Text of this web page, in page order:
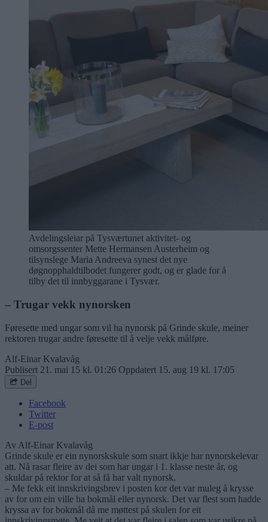
Avdelingsleiar på Tysværtunet aktivitet- og
omsorgssenter Mette Hermansen Austerheim og
tilsynslege Maria Andreeva synest det nye
døgnopphaldtilbodet fungerer godt, og er glade for å
tilby det til innbyggarane i Tysvær.
– Trugar vekk nynorsken
Føresette med ungar som vil ha nynorsk på Grinde skule, meiner
rektoren trugar andre føresette til å velje vekk målføre.
Alf-Einar Kvalavåg
Publisert 21. mai 15 kl. 01:26 Oppdatert 15. aug 19 kl. 17:05
Del
Facebook
Twitter
E-post
Av Alf-Einar Kvalavåg
Grinde skule er ein nynorskskule som snart ikkje har nynorskelevar
att. Nå rasar fleire av dei som har ungar i 1. klasse neste år, og
skuldar på rektor for at så få har valt nynorsk.
– Me fekk eit innskrivingsbrev i posten kor det var muleg å krysse
av for om ein ville ha bokmål eller nynorsk. Det var flest som hadde
kryssa av for bokmål då me møttest på skulen for eit